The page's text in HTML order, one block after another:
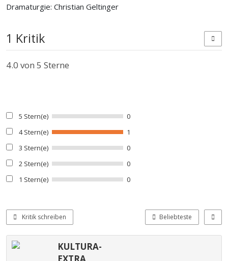
Dramaturgie: Christian Geltinger
1 Kritik
4.0 von 5 Sterne
5 Stern(e)
0
4 Stern(e)
1
3 Stern(e)
0
2 Stern(e)
0
1 Stern(e)
0
Kritik schreiben Beliebteste
KULTURA-